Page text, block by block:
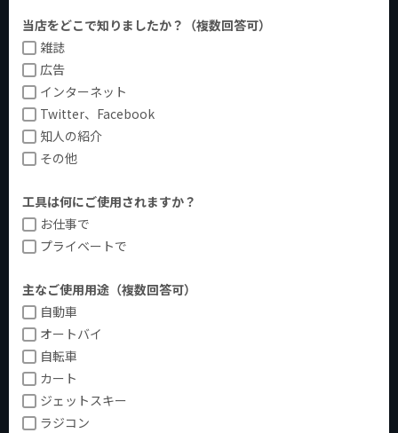
当店をどこで知りましたか？（複数回答可）
雑誌
広告
インターネット
Twitter、Facebook
知人の紹介
その他
工具は何にご使用されますか？
お仕事で
プライベートで
主なご使用用途（複数回答可）
自動車
オートバイ
自転車
カート
ジェットスキー
ラジコン